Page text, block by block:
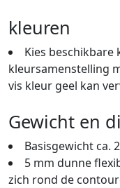
kleuren
Kies beschikbare
kleursamenstelling
vis kleur geel kan
Gewicht en
Basisgewicht ca.
5 mm dunne
zich rond de